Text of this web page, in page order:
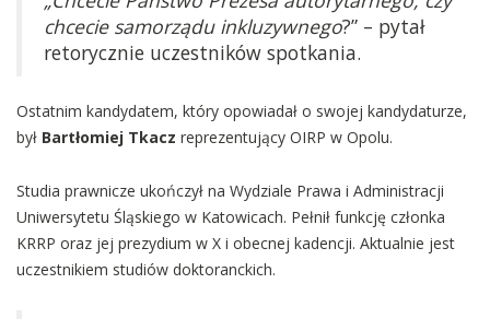
chcecie samorządu inkluzywnego?” – pytał
retorycznie uczestników spotkania.
Ostatnim kandydatem, który opowiadał o swojej kandydaturze,
był Bartłomiej Tkacz reprezentujący OIRP w Opolu.
Studia prawnicze ukończył na Wydziale Prawa i Administracji
Uniwersytetu Śląskiego w Katowicach. Pełnił funkcję członka
KRRP oraz jej prezydium w X i obecnej kadencji. Aktualnie jest
uczestnikiem studiów doktoranckich.